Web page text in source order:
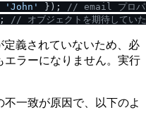
'John' }); / / email プロパ
/ / オブジェクトを期待していた
定義されていないため、必
ラーになりません。実行
一致が原因で、以下のよ